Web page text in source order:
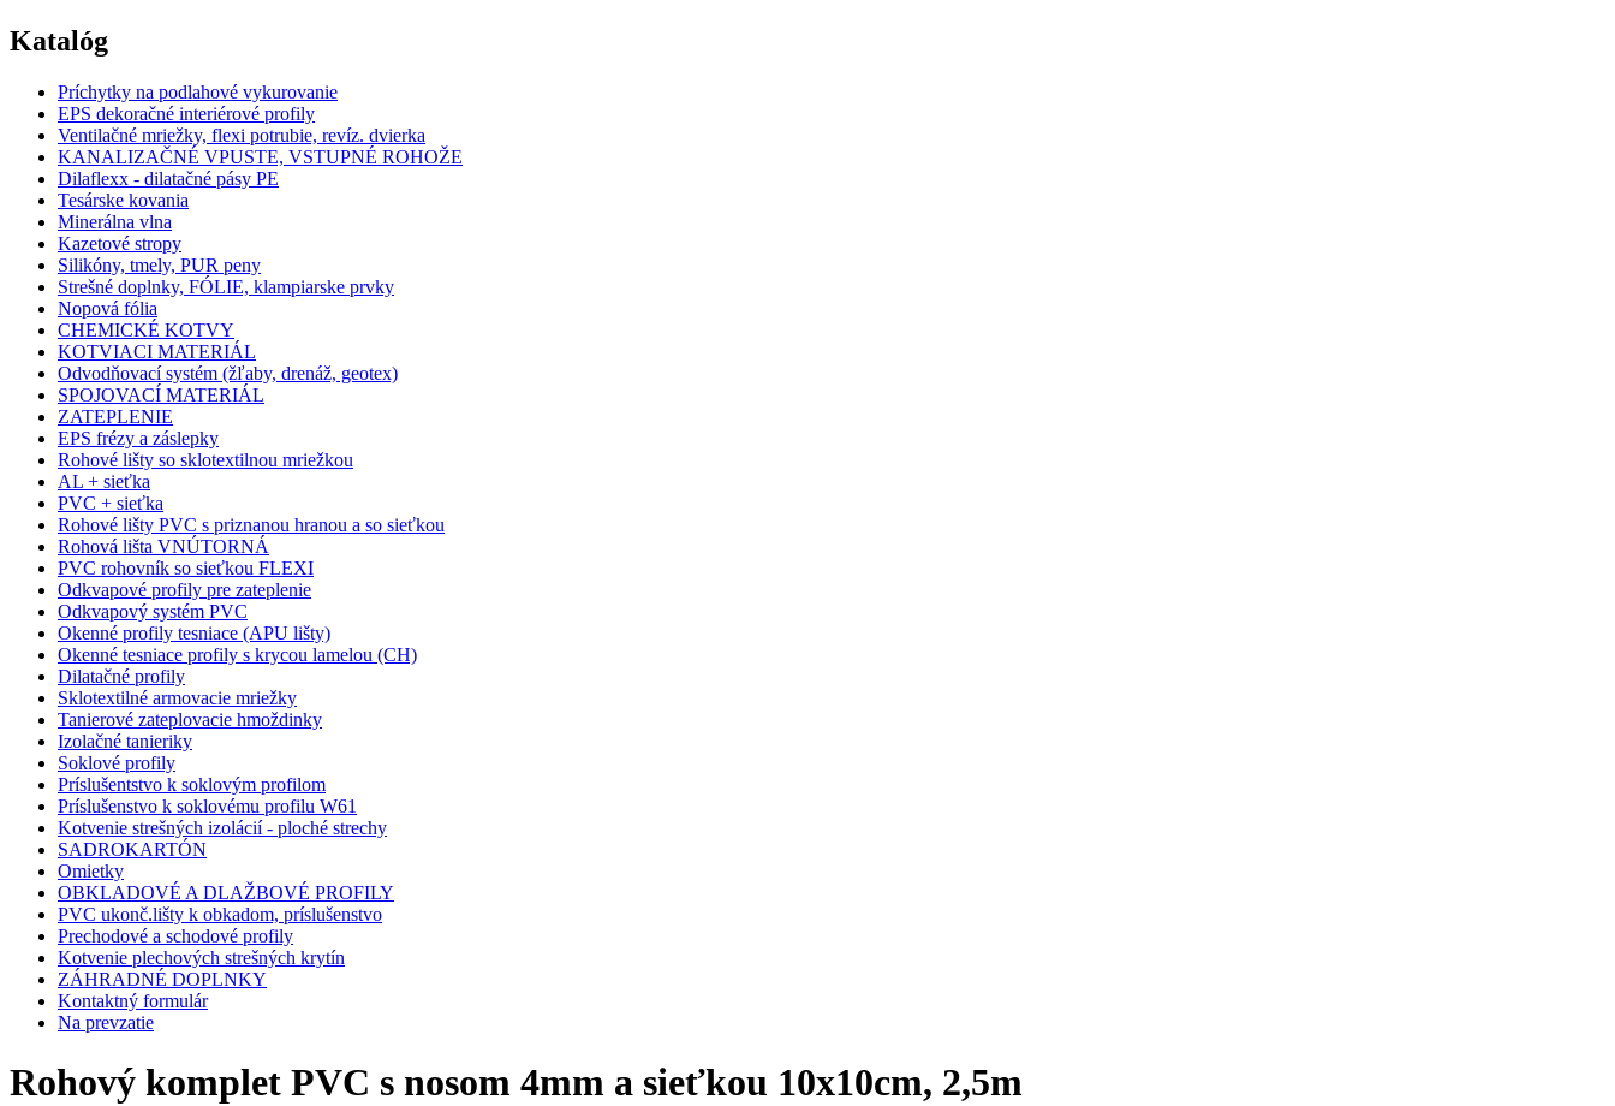
Katalóg
Príchytky na podlahové vykurovanie
EPS dekoračné interiérové profily
Ventilačné mriežky, flexi potrubie, revíz. dvierka
KANALIZAČNÉ VPUSTE, VSTUPNÉ ROHOŽE
Dilaflexx - dilatačné pásy PE
Tesárske kovania
Minerálna vlna
Kazetové stropy
Silikóny, tmely, PUR peny
Strešné doplnky, FÓLIE, klampiarske prvky
Nopová fólia
CHEMICKÉ KOTVY
KOTVIACI MATERIÁL
Odvodňovací systém (žľaby, drenáž, geotex)
SPOJOVACÍ MATERIÁL
ZATEPLENIE
EPS frézy a záslepky
Rohové lišty so sklotextilnou mriežkou
AL + sieťka
PVC + sieťka
Rohové lišty PVC s priznanou hranou a so sieťkou
Rohová lišta VNÚTORNÁ
PVC rohovník so sieťkou FLEXI
Odkvapové profily pre zateplenie
Odkvapový systém PVC
Okenné profily tesniace (APU lišty)
Okenné tesniace profily s krycou lamelou (CH)
Dilatačné profily
Sklotextilné armovacie mriežky
Tanierové zateplovacie hmoždinky
Izolačné tanieriky
Soklové profily
Príslušentstvo k soklovým profilom
Príslušenstvo k soklovému profilu W61
Kotvenie strešných izolácií - ploché strechy
SADROKARTÓN
Omietky
OBKLADOVÉ A DLAŽBOVÉ PROFILY
PVC ukonč.lišty k obkadom, príslušenstvo
Prechodové a schodové profily
Kotvenie plechových strešných krytín
ZÁHRADNÉ DOPLNKY
Kontaktný formulár
Na prevzatie
Rohový komplet PVC s nosom 4mm a sieťkou 10x10cm, 2,5m